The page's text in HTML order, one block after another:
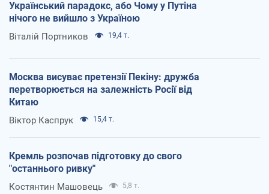
Український парадокс, або Чому у Путіна
нічого не вийшло з Україною
Віталій Портников 19,4 т.
Москва висуває претензії Пекіну: дружба
перетворюється на залежність Росії від
Китаю
Віктор Каспрук 15,4 т.
Кремль розпочав підготовку до свого
"останнього ривку"
Костянтин Машовець 5,8 т.